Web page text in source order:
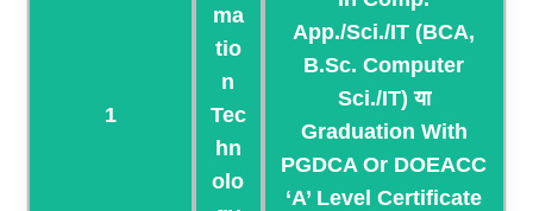
1
Ma
Tio
N
Tec
Hn
Olo
App./Sci./IT (BCA,
B.Sc. Computer
Sci./IT) या
Graduation With
PGDCA Or DOEACC
‘A’ Level Certificate